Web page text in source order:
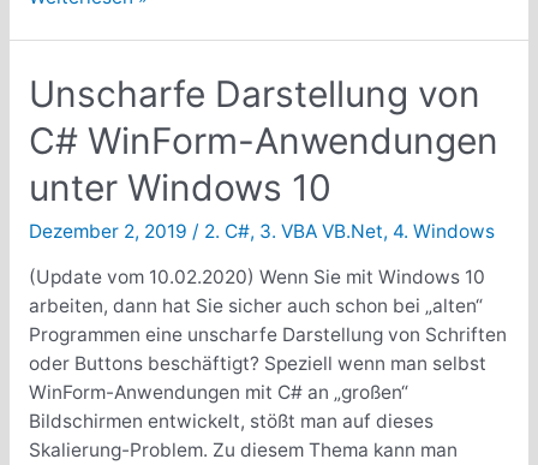
durch
Antispy-
Tools
Unscharfe Darstellung von
C# WinForm-Anwendungen
unter Windows 10
Dezember 2, 2019 / 2. C#, 3. VBA VB.Net, 4. Windows
(Update vom 10.02.2020) Wenn Sie mit Windows 10
arbeiten, dann hat Sie sicher auch schon bei „alten“
Programmen eine unscharfe Darstellung von Schriften
oder Buttons beschäftigt? Speziell wenn man selbst
WinForm-Anwendungen mit C# an „großen“
Bildschirmen entwickelt, stößt man auf dieses
Skalierung-Problem. Zu diesem Thema kann man